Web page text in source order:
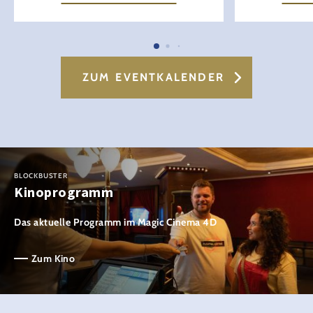
ZUM EVENTKALENDER
BLOCKBUSTER
Kinoprogramm
Das aktuelle Programm im Magic Cinema 4D
Zum Kino